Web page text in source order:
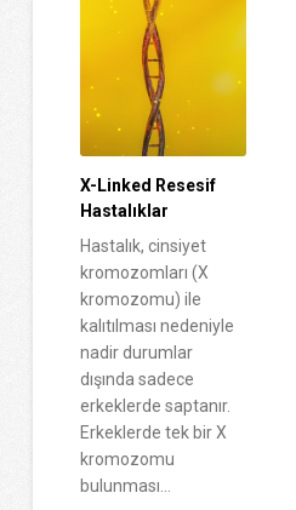
X-Linked Resesif
Hastalıklar
Hastalık, cinsiyet
kromozomları (X
kromozomu) ile
kalıtılması nedeniyle
nadir durumlar
dışında sadece
erkeklerde saptanır.
Erkeklerde tek bir X
kromozomu
bulunması…